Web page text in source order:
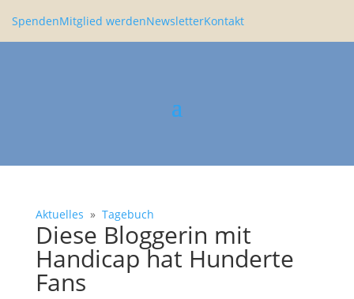
SpendenMitglied werdenNewsletterKontakt
Aktuelles » Tagebuch
Diese Bloggerin mit
Handicap hat Hunderte
Fans